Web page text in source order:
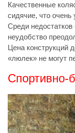
Качественные
сидячие, что
Среди
неудобство
Цена конструкций
«люлек» не могут
Спортивно-